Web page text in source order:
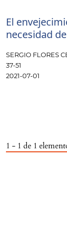
El
necesidad
SERGIO FLORES
37-51
2021-07-01
1 - 1 de 1